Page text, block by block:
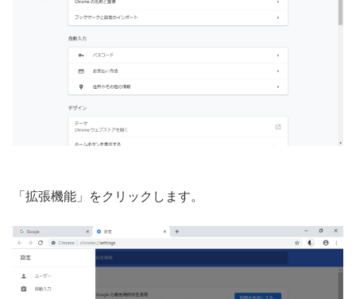
「拡張機能」をクリックします。